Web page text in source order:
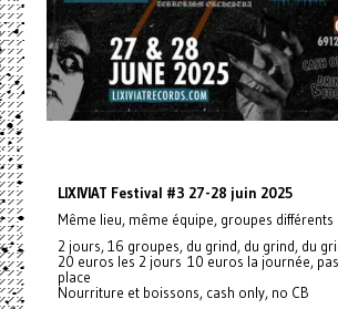
LIXIVIAT Festival #3 27-28 juin 2025
Même lieu, même équipe, groupes différents
2 jours, 16 groupes, du grind, du grind, du
20 euros les 2 jours 10 euros la journée,
place
Nourriture et boissons, cash only, no CB